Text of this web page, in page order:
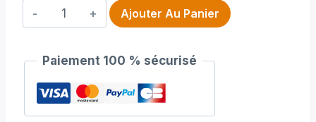
quantité
de
souple
clover
Ajouter Au Panier
Paiement 100 % sécurisé